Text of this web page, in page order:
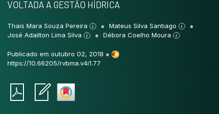
VOLTADA A GESTÃO HÍDRICA
Thais Mara Souza Pereira
Mateus Silva Santiago
José Adailton Lima Silva
Débora Coelho Moura
Publicado em outubro 02, 2018 ●
https://10.66205/rvbma.v4i1.77